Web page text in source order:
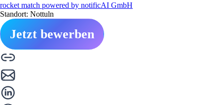
rocket match powered by notificAI GmbH
Standort: Nottuln
Jetzt bewerben